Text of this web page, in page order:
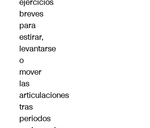
breves
para
estirar,
levantarse
o
mover
las
articulaciones
tras
periodos